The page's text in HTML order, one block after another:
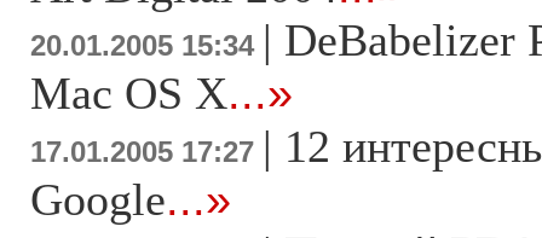
20.01.2005 15:34 | DeBabelizer
Mac OS X...»
17.01.2005 17:27 | 12
Google...»